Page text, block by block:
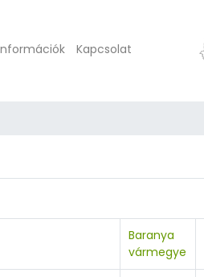
Kapcsolat
Baranya
vármegye